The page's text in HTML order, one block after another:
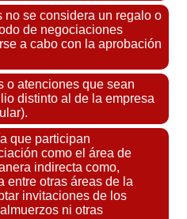
no se considera un regalo o
de negociaciones
a cabo con la aprobación
o atenciones que sean
distinto al de la empresa
que participan
como el área de
indirecta como,
entre otras áreas de la
invitaciones de los
ni otras